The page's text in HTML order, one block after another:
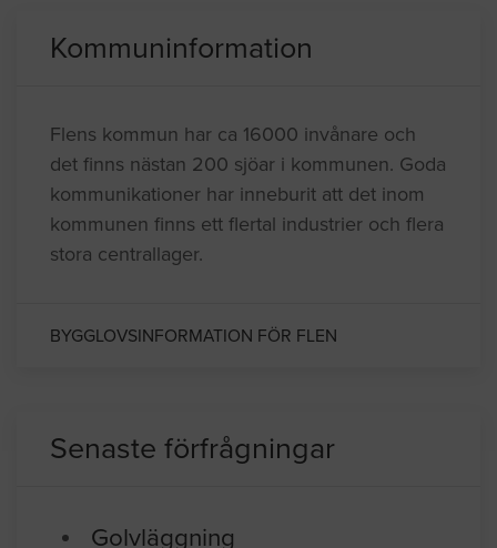
Kommuninformation
Flens kommun har ca 16000 invånare och
det finns nästan 200 sjöar i kommunen. Goda
kommunikationer har inneburit att det inom
kommunen finns ett flertal industrier och flera
stora centrallager.
BYGGLOVSINFORMATION FÖR FLEN
Senaste förfrågningar
Golvläggning